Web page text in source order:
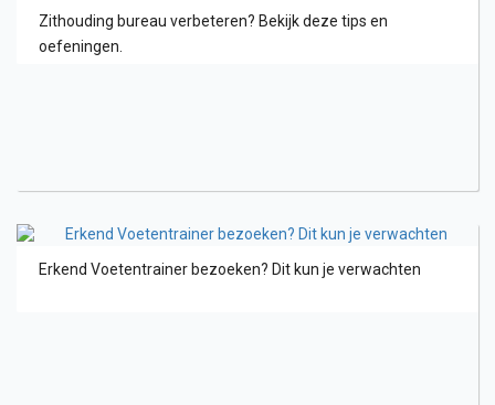
Zithouding bureau verbeteren? Bekijk deze tips en
oefeningen.
Erkend Voetentrainer bezoeken? Dit kun je verwachten